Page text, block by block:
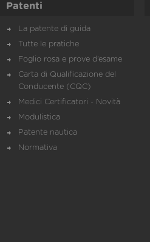
Patenti
La patente di guida
Tutte le pratiche
Foglio rosa e prove d’esame
Carta di Qualificazione del
Conducente (CQC)
Medici Certificatori - Novità
Modulistica
Patente nautica
Normativa